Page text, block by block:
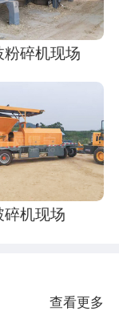
粉碎机现场
碎机现场
查看更多